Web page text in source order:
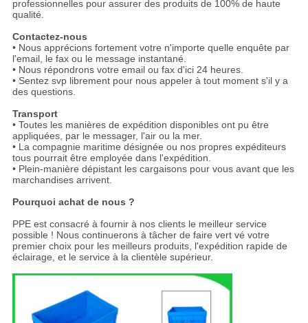
professionnelles pour assurer des produits de 100% de haute
qualité.
Contactez-nous
• Nous apprécions fortement votre n'importe quelle enquête par
l'email, le fax ou le message instantané.
• Nous répondrons votre email ou fax d'ici 24 heures.
• Sentez svp librement pour nous appeler à tout moment s'il y a
des questions.
Transport
• Toutes les manières de expédition disponibles ont pu être
appliquées, par le messager, l'air ou la mer.
• La compagnie maritime désignée ou nos propres expéditeurs
tous pourrait être employée dans l'expédition.
• Plein-manière dépistant les cargaisons pour vous avant que les
marchandises arrivent.
Pourquoi achat de nous ?
PPE est consacré à fournir à nos clients le meilleur service
possible ! Nous continuerons à tâcher de faire vert vé votre
premier choix pour les meilleurs produits, l'expédition rapide de
éclairage, et le service à la clientèle supérieur.